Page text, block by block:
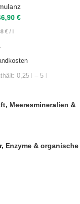
€
€ /
0,25 – 5
Meeresmineralien &
Enzyme & organische